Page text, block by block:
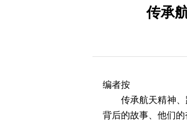
传承
编者按
传承航天精神、践
背后的故事、他们